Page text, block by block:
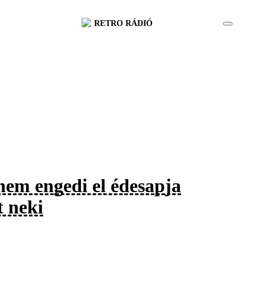
RETRO RÁDIÓ
engedi el édesapja
neki